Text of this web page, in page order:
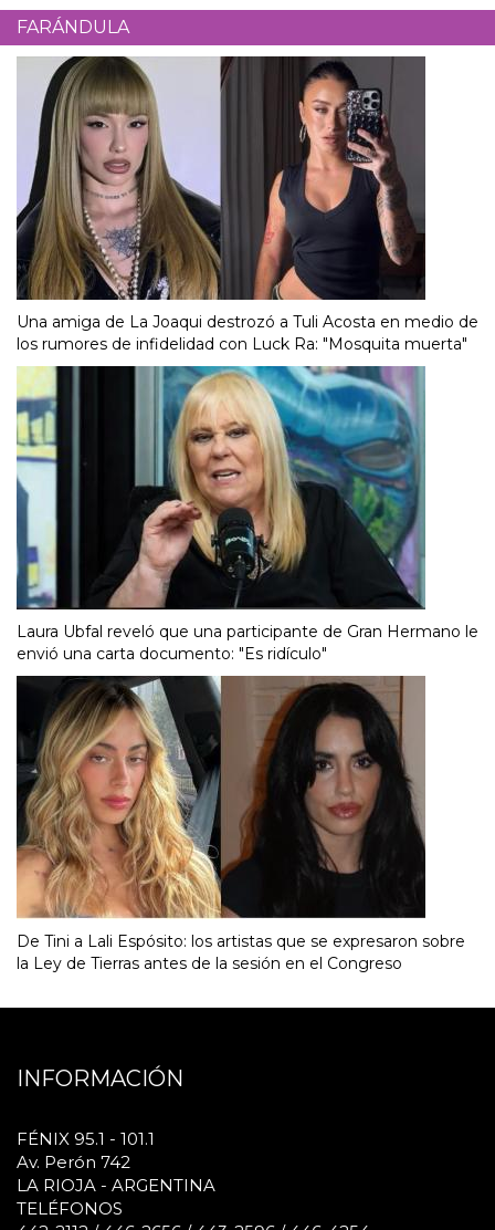
FARÁNDULA
Una amiga de La Joaqui destrozó a Tuli Acosta en medio de
los rumores de infidelidad con Luck Ra: "Mosquita muerta"
Laura Ubfal reveló que una participante de Gran Hermano le
envió una carta documento: "Es ridículo"
De Tini a Lali Espósito: los artistas que se expresaron sobre
la Ley de Tierras antes de la sesión en el Congreso
INFORMACIÓN
FÉNIX 95.1 - 101.1
Av. Perón 742
LA RIOJA - ARGENTINA
TELÉFONOS